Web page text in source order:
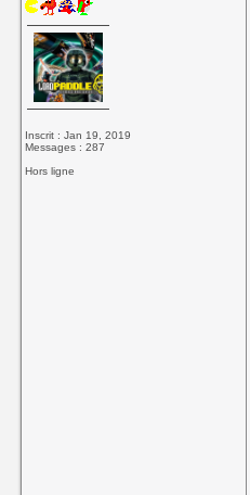
Inscrit : Jan 19, 2019
Messages : 287
Hors ligne